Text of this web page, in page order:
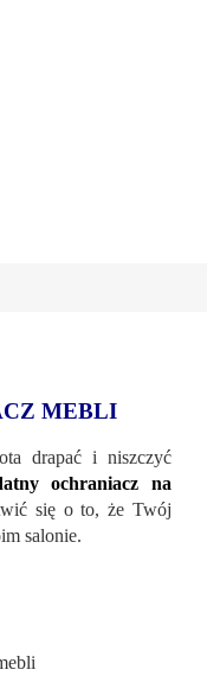
MEBLI
drapać i niszczyć
ochraniacz na
się o to, że Twój
salonie.